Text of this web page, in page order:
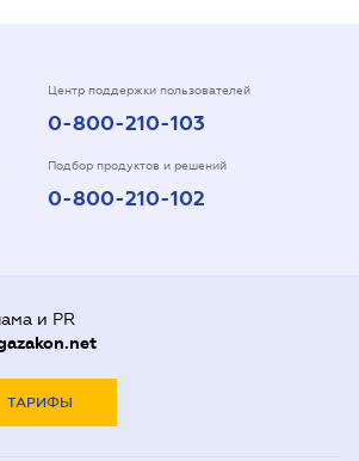
Центр поддержки пользователей
0-800-210-103
Подбор продуктов и решений
0-800-210-102
и PR
ТАРИФЫ